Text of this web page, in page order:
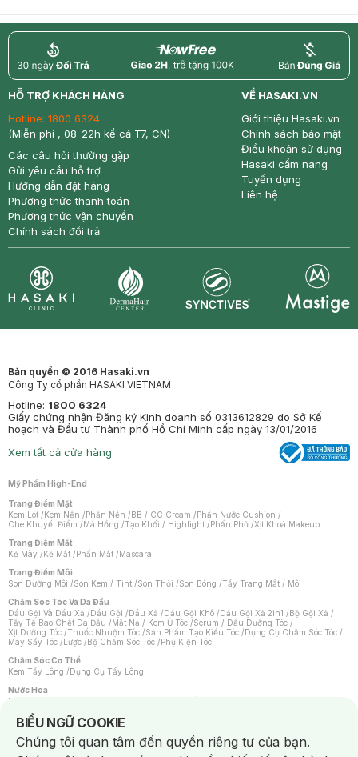
return nowfree price
HỖ TRỢ KHÁCH HÀNG
Hotline: 1800 6324
(Miễn phí , 08-22h kể cả T7, CN)
Các câu hỏi thường gặp
Gửi yêu cầu hỗ trợ
Hướng dẫn đặt hàng
Phương thức thanh toán
Phương thức vận chuyển
Chính sách đổi trả
VỀ HASAKI.VN
Giới thiệu Hasaki.vn
Chính sách bảo mật
Điều khoản sử dụng
Hasaki cẩm nang
Tuyển dụng
Liên hệ
Bản quyền © 2016 Hasaki.vn
Công Ty cổ phần HASAKI VIETNAM
Hotline: 1800 6324
Giấy chứng nhận Đăng ký Kinh doanh số 0313612829 do Sở Kế
hoạch và Đầu tư Thành phố Hồ Chí Minh cấp ngày 13/01/2016
Xem tất cả cửa hàng
Mỹ Phẩm High-End
Trang Điểm Mặt
Kem Lót /Kem Nền /Phấn Nền /BB / CC Cream /Phấn Nước Cushion /
Che Khuyết Điểm /Má Hồng /Tạo Khối / Highlight /Phấn Phủ /Xịt Khoá Makeup
Trang Điểm Mắt
Kẻ Mày /Kẻ Mắt /Phấn Mắt /Mascara
Trang Điểm Môi
Son Dưỡng Môi /Son Kem / Tint /Son Thỏi /Son Bóng /Tẩy Trang Mắt / Môi
Chăm Sóc Tóc Và Da Đầu
Dầu Gội Và Dầu Xả /Dầu Gội /Dầu Xả /Dầu Gội Khô /Dầu Gội Xả 2in1 /Bộ Gội Xả /
Tẩy Tế Bào Chết Da Đầu /Mặt Nạ / Kem Ủ Tóc /Serum / Dầu Dưỡng Tóc /
Xịt Dưỡng Tóc /Thuốc Nhuộm Tóc /Sản Phẩm Tạo Kiểu Tóc /Dụng Cụ Chăm Sóc Tóc /
Máy Sấy Tóc /Lược /Bộ Chăm Sóc Tóc /Phụ Kiện Tóc
Chăm Sóc Cơ Thể
Kem Tẩy Lông /Dụng Cụ Tẩy Lông
Nước Hoa
Nước Hoa Nữ
Chăm Sóc Cá Nhân
Chống Muỗi /Khẩu Trang /Máy Massage/Mặt Nạ Xông Hơi /Nước Rửa Tay/
Sản Phẩm Chăm Sóc Khác /Bàn Chải Đánh Răng /Bàn Chải Điện/
BIỂU NGỮ COOKIE
Notice about cookies usage
Chúng tôi quan tâm đến quyền riêng tư của bạn.